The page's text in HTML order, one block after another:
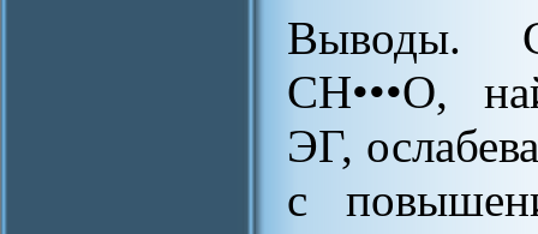
Выводы.
СН•••О,
ЭГ,
с